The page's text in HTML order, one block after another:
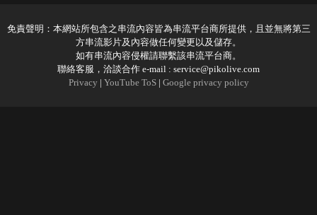
免責聲明：本網站所包含之串流內容皆為串流平台商所提供，且並無將第三
方串流影片及內容做任何變更以及儲存。
如有串流內容侵權請聯繫該串流平台商。
聯絡客服，洽談合作 e-mail : service@pikolive.com
Privacy | YouTube ToS| Google privacy policy